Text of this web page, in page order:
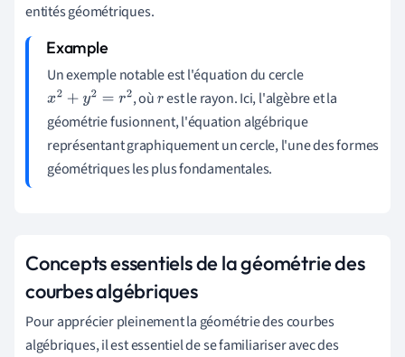
entités géométriques.
Un exemple notable est l'équation du cercle
x2+ y2=r2 , oùr est le rayon. Ici, l'algèbre et la
géométrie fusionnent, l'équation algébrique
représentant graphiquement un cercle, l'une des formes
géométriques les plus fondamentales.
Concepts essentiels de la géométrie des
courbes algébriques
Pour apprécier pleinement la géométrie des courbes
algébriques, il est essentiel de se familiariser avec des